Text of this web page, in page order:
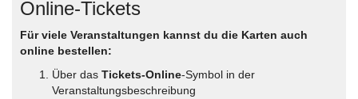
Online-Tickets
Für viele Veranstaltungen kannst du die Karten auch
online bestellen:
Über das Tickets-Online-Symbol in der
Veranstaltungsbeschreibung